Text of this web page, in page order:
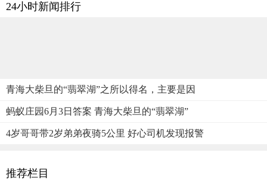
24小时新闻排行
青海大柴旦的“翡翠湖”之所以得名，主要是因
蚂蚁庄园6月3日答案 青海大柴旦的“翡翠湖”
4岁哥哥带2岁弟弟夜骑5公里 好心司机发现报警
推荐栏目